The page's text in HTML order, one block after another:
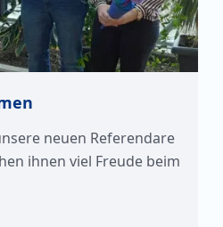
neuen Referendare
ihnen viel Freude beim